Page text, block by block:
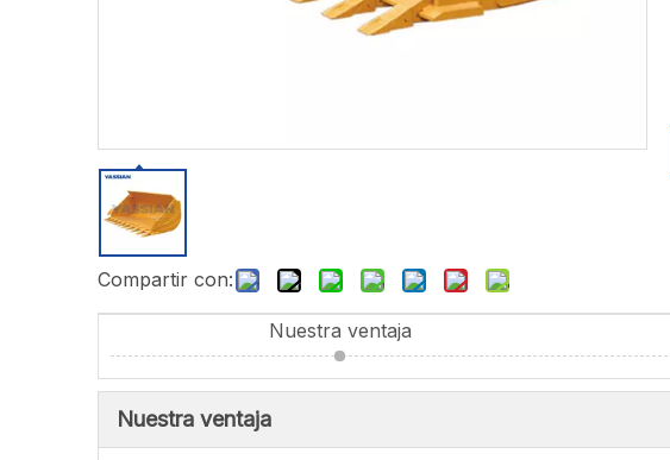
Compartir con:
Nuestra ventaja
Nuestra ventaja